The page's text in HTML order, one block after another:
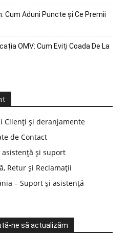
Cum Aduni Puncte și Ce Premii
OMV: Cum Eviți Coada De La
Clienți și deranjamente
de Contact
și suport
Retur și Reclamații
– Suport și asistență
ne să actualizăm